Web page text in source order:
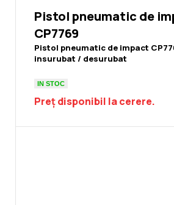
Pistol pneumatic de
CP7769
Pistol pneumatic de impact
insurubat / desurubat
IN STOC
Preț disponibil la cerere.